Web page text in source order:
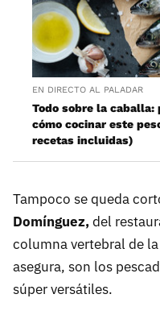
EN DIRECTO AL PALADAR
Todo sobre la
cómo cocinar este
recetas incluidas)
Tampoco se queda
Domínguez,del
columna vertebral de
asegura, son los
súper versátiles.